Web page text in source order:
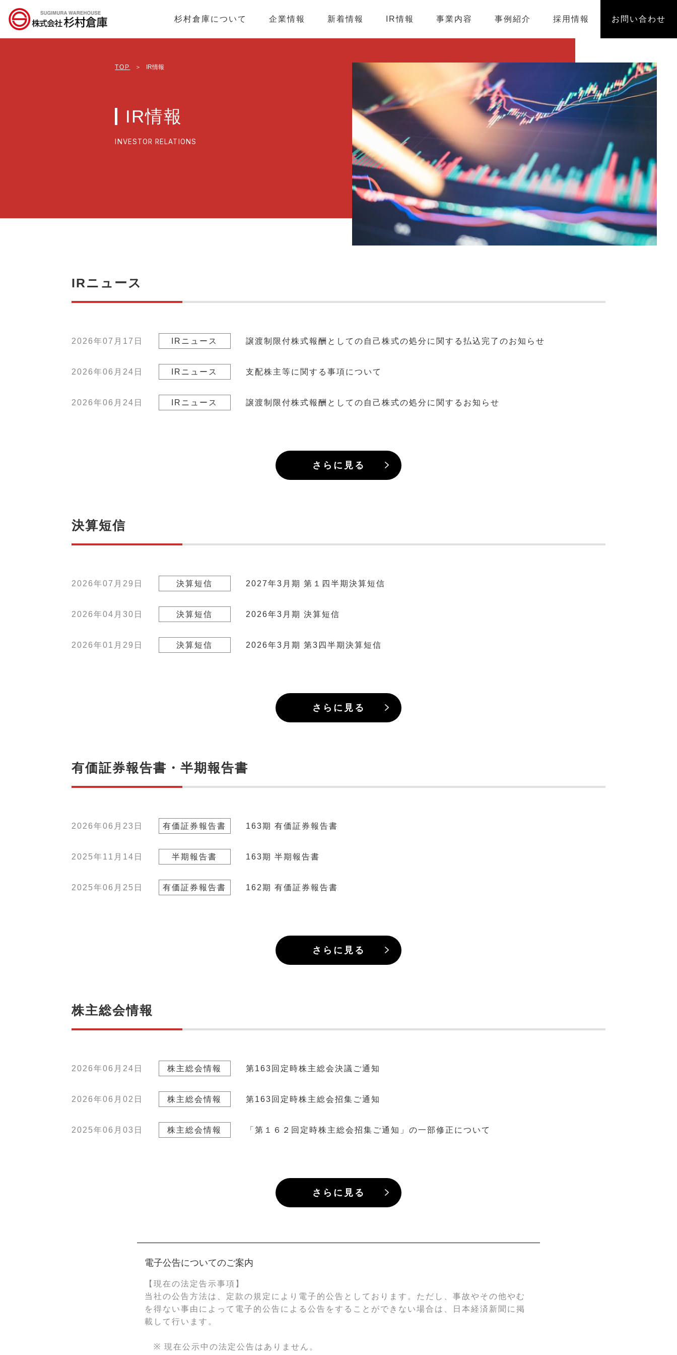
杉村倉庫について 企業情報 新着情報 IR情報 事業内容 事例紹介 採用情報 お問い合わせ
TOP ＞ IR情報
IR情報
INVESTOR RELATIONS
IRニュース
2026年07月17日 IRニュース 譲渡制限付株式報酬としての自己株式の処分に関する払込完了のお知らせ
2026年06月24日 IRニュース 支配株主等に関する事項について
2026年06月24日 IRニュース 譲渡制限付株式報酬としての自己株式の処分に関するお知らせ
さらに見る
決算短信
2026年07月29日 決算短信 2027年3月期 第１四半期決算短信
2026年04月30日 決算短信 2026年3月期 決算短信
2026年01月29日 決算短信 2026年3月期 第3四半期決算短信
さらに見る
有価証券報告書・半期報告書
2026年06月23日 有価証券報告書 163期 有価証券報告書
2025年11月14日 半期報告書 163期 半期報告書
2025年06月25日 有価証券報告書 162期 有価証券報告書
さらに見る
株主総会情報
2026年06月24日 株主総会情報 第163回定時株主総会決議ご通知
2026年06月02日 株主総会情報 第163回定時株主総会招集ご通知
2025年06月03日 株主総会情報 「第１６２回定時株主総会招集ご通知」の一部修正について
さらに見る
電子公告についてのご案内
【現在の法定告示事項】
当社の公告方法は、定款の規定により電子的公告としております。ただし、事故やその他やむ
を得ない事由によって電子的公告による公告をすることができない場合は、日本経済新聞に掲
載して行います。
※ 現在公示中の法定公告はありません。